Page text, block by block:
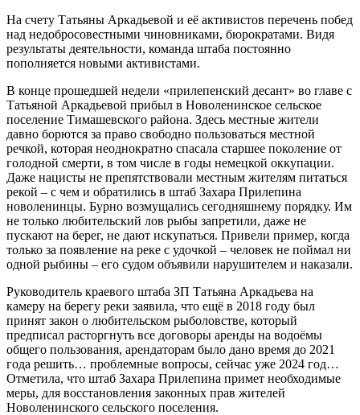
На счету Татьяны Аркадьевой и её активистов перечень побед
над недобросовестными чиновниками, бюрократами. Видя
результаты деятельности, команда штаба постоянно
пополняется новыми активистами.
В конце прошедшей недели «прилепенский десант» во главе с
Татьяной Аркадьевой прибыл в Новоленинское сельское
поселение Тимашевского района. Здесь местные жители
давно борются за право свободно пользоваться местной
речкой, которая неоднократно спасала старшее поколение от
голодной смерти, в том числе в годы немецкой оккупации.
Даже нацисты не препятствовали местным жителям питаться
рекой – с чем и обратились в штаб Захара Прилепина
новоленинцы. Бурно возмущались сегодняшнему порядку. Им
не только любительский лов рыбы запретили, даже не
пускают на берег, не дают искупаться. Привели пример, когда
только за появление на реке с удочкой – человек не поймал ни
одной рыбины – его судом объявили нарушителем и наказали.
Руководитель краевого штаба ЗП Татьяна Аркадьева на
камеру на берегу реки заявила, что ещё в 2018 году был
принят закон о любительском рыболовстве, который
предписал расторгнуть все договоры аренды на водоёмы
общего пользования, арендаторам было дано время до 2021
года решить… проблемные вопросы, сейчас уже 2024 год…
Отметила, что штаб Захара Прилепина примет необходимые
меры, для восстановления законных прав жителей
Новоленинского сельского поселения.